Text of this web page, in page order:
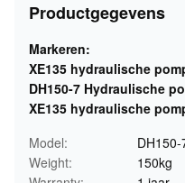
Productgegevens
Markeren:
XE135 hydraulische
DH150-7 Hydraulische
XE135 hydraulische
Model:
Weight:
150kg